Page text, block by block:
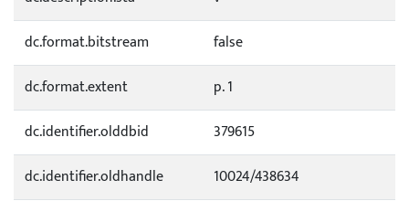
dc.format.bitstream
false
dc.format.extent
p. 1
dc.identifier.olddbid
379615
dc.identifier.oldhandle
10024/438634